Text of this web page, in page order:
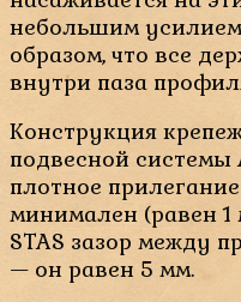
небольшим
образом, что все
внутри паза
Конструкция
подвесной системы
плотное
минимален (равен
STAS зазор между
— он равен 5 мм.